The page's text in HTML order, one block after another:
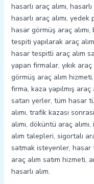
hasarlı araç alımı,
hasarlı araç alımı, yedek
hasar görmüş araç
tespiti yapılarak araç
hasar tespitli araç alım
yapan firmalar, yıkık
görmüş araç alım
firma, kaza yapılmış araç
satan yerler, tüm hasar
alımı, trafik kazası
alımı, döküntü araç
alım talepleri, sigortalı
satmak isteyenler, hasar
araç alım satım hizmeti,
hasarlı alım.